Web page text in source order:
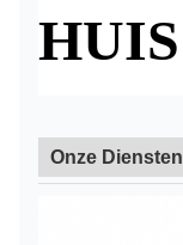
HUIS
Onze Diensten